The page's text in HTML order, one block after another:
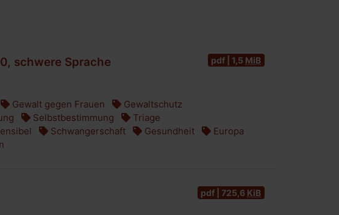
schwere Sprache pdf | 1,5 MiB
Gewalt gegen Frauen
Gewaltschutz
Selbstbestimmung
Triage
Schwangerschaft Gesundheit
Europa
pdf | 725,6 KiB